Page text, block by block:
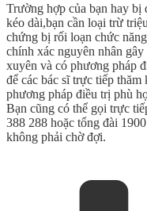
Trường hợp của bạn hay bị
kéo dài,bạn cần loại trừ
chứng bị rối loạn chức
chính xác nguyên nhân
xuyên và có phương pháp
để các bác sĩ trực tiếp
phương pháp điều trị phù
Bạn cũng có thể gọi trực
388 288 hoặc tổng đài
không phải chờ đợi.